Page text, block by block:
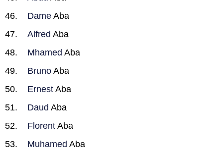
Dame Aba
Alfred Aba
Mhamed Aba
Bruno Aba
Ernest Aba
Daud Aba
Florent Aba
Muhamed Aba